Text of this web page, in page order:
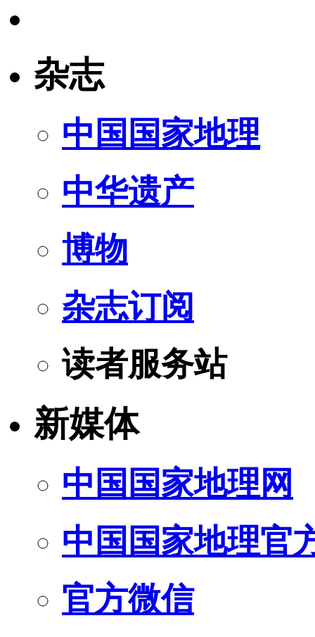
杂志
中国国家地理
中华遗产
博物
杂志订阅
读者服务站
新媒体
中国国家地理网
中国国家地理官
官方微信